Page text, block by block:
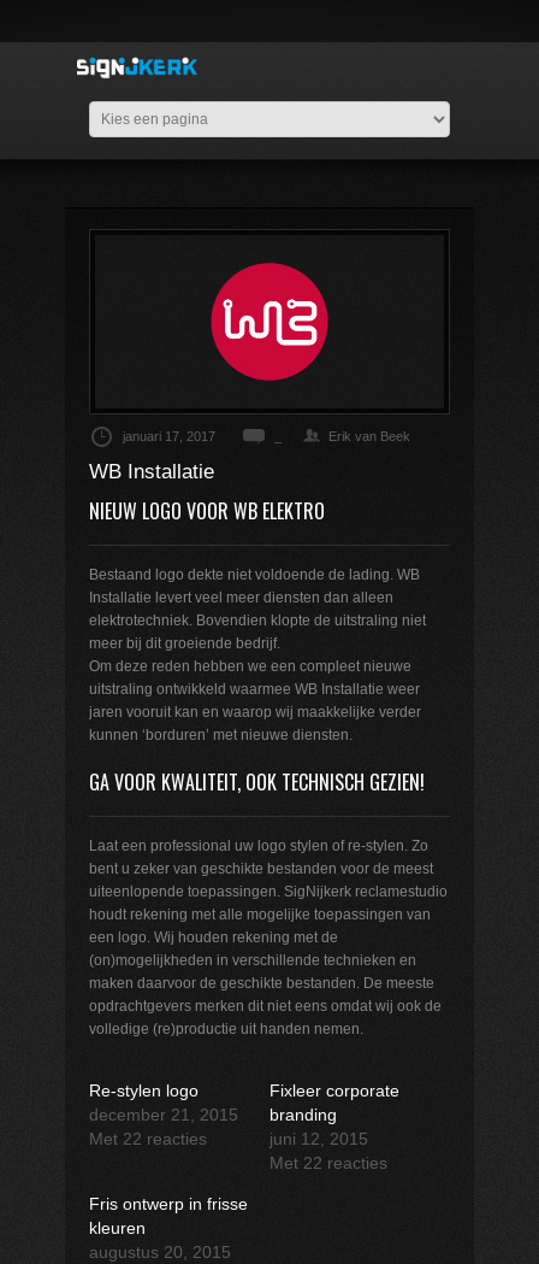
januari 17, 2017 Erik van Beek
WB Installatie
NIEUW LOGO VOOR WB ELEKTRO
Bestaand logo dekte niet voldoende de lading. WB
Installatie levert veel meer diensten dan alleen
elektrotechniek. Bovendien klopte de uitstraling niet
meer bij dit groeiende bedrijf.
Om deze reden hebben we een compleet nieuwe
uitstraling ontwikkeld waarmee WB Installatie weer
jaren vooruit kan en waarop wij maakkelijke verder
kunnen ‘borduren’ met nieuwe diensten.
GA VOOR KWALITEIT, OOK TECHNISCH GEZIEN!
Laat een professional uw logo stylen of re-stylen. Zo
bent u zeker van geschikte bestanden voor de meest
uiteenlopende toepassingen. SigNijkerk reclamestudio
houdt rekening met alle mogelijke toepassingen van
een logo. Wij houden rekening met de
(on)mogelijkheden in verschillende technieken en
maken daarvoor de geschikte bestanden. De meeste
opdrachtgevers merken dit niet eens omdat wij ook de
volledige (re)productie uit handen nemen.
Re-stylen logo
december 21, 2015
Met 22 reacties
Fixleer corporate
branding
juni 12, 2015
Met 22 reacties
Fris ontwerp in frisse
kleuren
augustus 20, 2015